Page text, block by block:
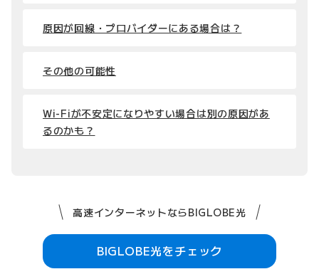
原因が回線・プロバイダーにある場合は？
その他の可能性
Wi-Fiが不安定になりやすい場合は別の原因があ
るのかも？
高速インターネットならBIGLOBE光
BIGLOBE光をチェック